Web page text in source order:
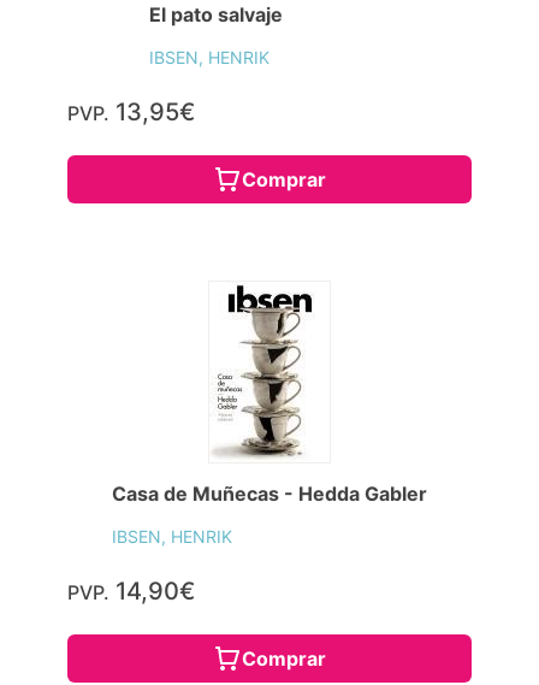
El pato salvaje
IBSEN, HENRIK
PVP. 13,95€
Comprar
Casa de Muñecas - Hedda Gabler
IBSEN, HENRIK
PVP. 14,90€
Comprar